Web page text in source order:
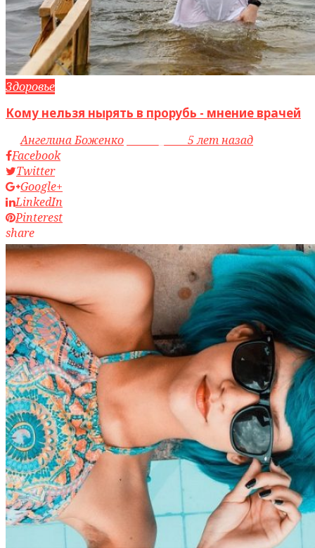
Здоровье
Кому нельзя нырять в прорубь - мнение врачей
byАнгелина Боженко
5 лет назад
Facebook
Twitter
Google+
LinkedIn
Pinterest
share